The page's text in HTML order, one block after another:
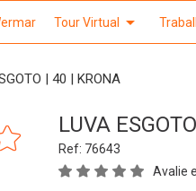
Tour Virtual arrow_drop_down
| 40 | KRONA
LUVA
Ref: 76643
Avalie